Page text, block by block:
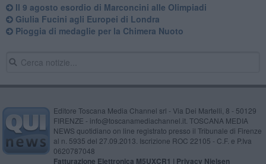
Il 9 agosto esordio di Marconcini alle Olimpiadi
Giulia Fucini agli Europei di Londra
Pioggia di medaglie per la Chimera Nuoto
Editore Toscana Media Channel srl - Via Dei Martelli, 8 - 50129
FIRENZE - info@toscanamediachannel.it. TOSCANA MEDIA
NEWS quotidiano on line registrato presso il Tribunale di Firenze
al n. 5935 del 27.09.2013. Iscrizione ROC 22105 - C.F. e P.Iva
0620787048
Fatturazione Elettronica M5UXCR1 | Privacy Nielsen